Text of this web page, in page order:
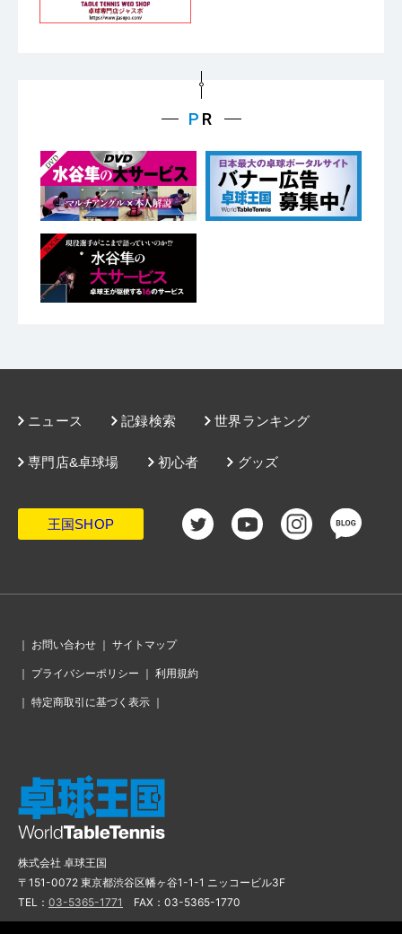
ニュース 記録検索 世界ランキング
グッズ
専門店&卓球場 初心者
王国SHOP
｜ お問い合わせ ｜ サイトマップ
｜ プライバシーポリシー ｜ 利用規約
｜ 特定商取引に基づく表示 ｜
株式会社 卓球王国
〒151-0072 東京都渋谷区幡ヶ谷1-1-1 ニッコービル3F
TEL： 03-5365-1771 FAX：03-5365-1770